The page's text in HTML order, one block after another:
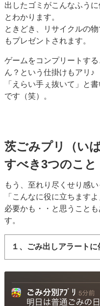
出したゴミがこんなふう
とわかります。
ときどき、リサイクルの
もプレゼントされます。
ゲームをコンプリートす
ん？という仕掛けもアリ♪
「えらい手ぇ抜いて」と
です（笑）。
茨ごみプリ（い
すべき3つのこと
もう、至れり尽くせり感
「こんなに役に立ちます
必要かも・・と思うこと
す。
１、ごみ出しアラートに